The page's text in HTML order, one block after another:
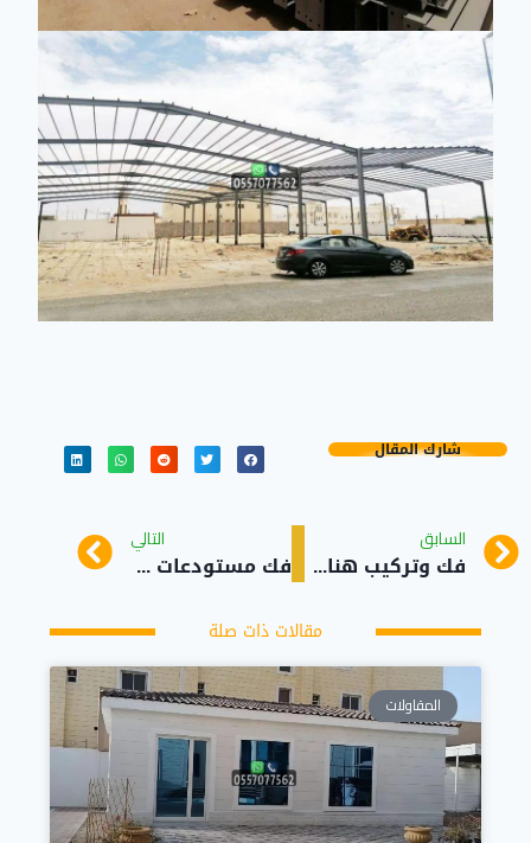
شارك المقال
السابق
فك وتركيب هناجر ساندوتش بانل حي المعارض
التالي
فك مستودعات نقل هناجر حديد حي حي الأندلس
مقالات ذات صلة
المقاولات